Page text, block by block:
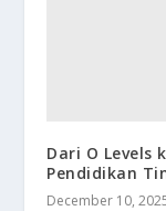
Dari O Levels
Pendidikan
December 10,